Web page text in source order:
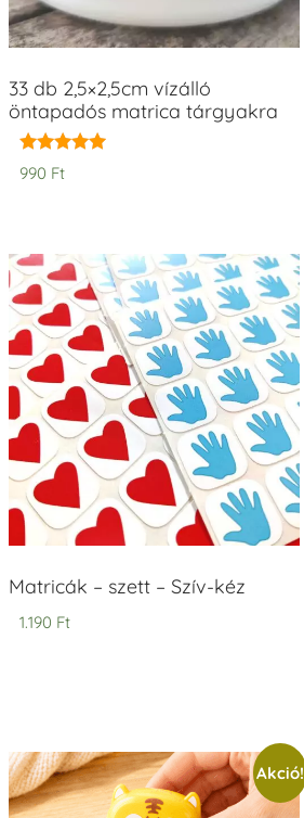
33 db 2,5×2,5cm vízálló
öntapadós matrica tárgyakra
Értékelés:
5.00
990 Ft
Matricák – szett – Szív-kéz
1.190 Ft
Akció!